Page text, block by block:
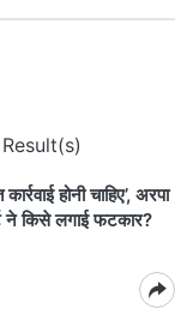
होनी चाहिए’, अरपा
ने किसे लगाई फटकार?